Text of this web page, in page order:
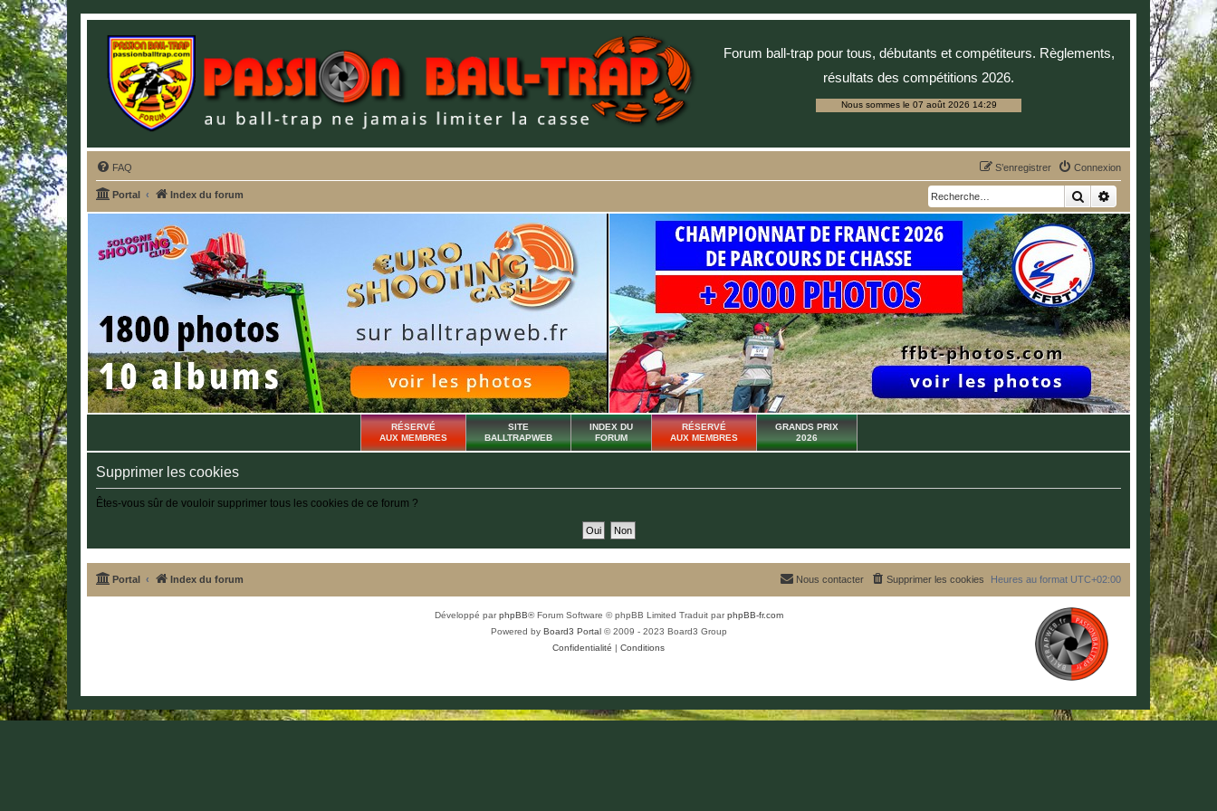
Forum ball-trap pour tous, débutants et compétiteurs. Règlements,
résultats des compétitions 2026.
Nous sommes le 07 août 2026 14:29
FAQ Connexion
S’enregistrer
Portal Index du forum RechercherRecherche avancée
RÉSERVÉ
AUX MEMBRES
SITE
BALLTRAPWEB
INDEX DU
FORUM
RÉSERVÉ
AUX MEMBRES
GRANDS PRIX
2026
Supprimer les cookies
Êtes-vous sûr de vouloir supprimer tous les cookies de ce forum ?
Portal Index du forum Heures au format UTC+02:00
Supprimer les cookies
Nous contacter
Développé parphpBB® Forum Software © phpBB Limited Traduit parphpBB-fr.com
Powered by Board3 Portal© 2009 - 2023 Board3 Group
Confidentialité | Conditions